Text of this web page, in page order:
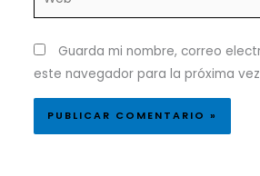
Guarda mi nombre, correo
este navegador para la próxima